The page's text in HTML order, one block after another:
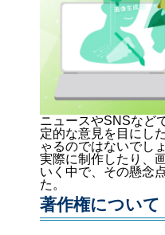
ニュースやSNSなど
定的な意見を目にし
ゃるのではないでし
実際に制作したり、
いく中で、その懸念
た。
著作権について